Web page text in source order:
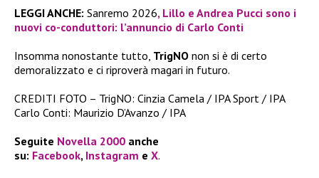
LEGGI ANCHE: Sanremo 2026, Lillo e Andrea Pucci sono i
nuovi co-conduttori: l’annuncio di Carlo Conti
Insomma nonostante tutto, TrigNO non si è di certo
demoralizzato e ci riproverà magari in futuro.
CREDITI FOTO – TrigNO: Cinzia Camela / IPA Sport / IPA
Carlo Conti: Maurizio D’Avanzo / IPA
Seguite Novella 2000 anche
su: Facebook, Instagram e X.